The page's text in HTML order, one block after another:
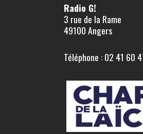
Radio G!
3 rue de la Rame
49100 Angers
Téléphone : 02 41 60